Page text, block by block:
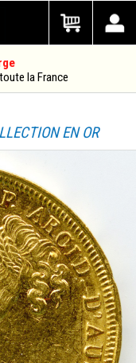
la France
EN OR